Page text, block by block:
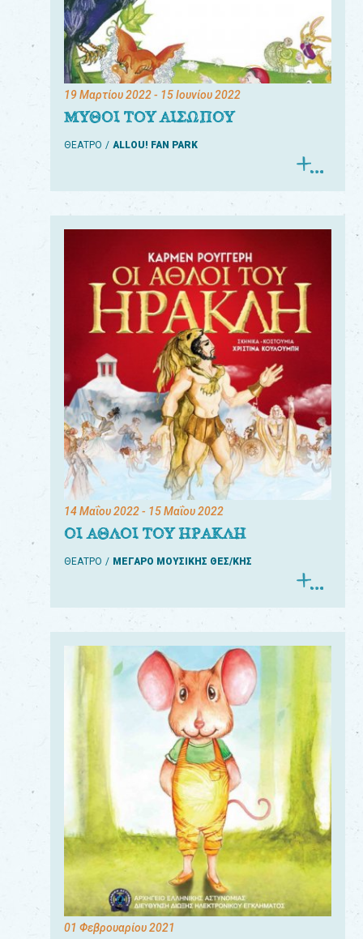
19 Μαρτίου 2022- 15 Ιουνίου 2022
ΜΥΘΟΙ ΤΟΥ ΑΙΣΩΠΟΥ
ΘΕΑΤΡΟ ALLOU! FAN PARK
14 Μαΐου 2022- 15 Μαΐου 2022
ΟΙ ΑΘΛΟΙ ΤΟΥ ΗΡΑΚΛΗ
ΘΕΑΤΡΟ ΜΕΓΑΡΟ ΜΟΥΣΙΚΗΣ ΘΕΣ/ΚΗΣ
01 Φεβρουαρίου 2021